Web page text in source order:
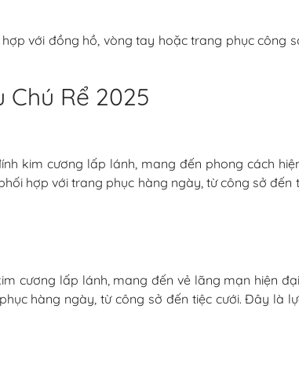
với đồng hồ, vòng tay hoặc trang phục công
Chú Rể 2025
kim cương lấp lánh, mang đến phong cách
hợp với trang phục hàng ngày, từ công sở đến
cương lấp lánh, mang đến vẻ lãng mạn hiện
hàng ngày, từ công sở đến tiệc cưới. Đây là